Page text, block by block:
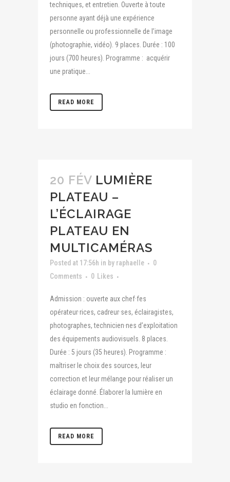
techniques, et entretien. Ouverte à toute
personne ayant déjà une expérience
personnelle ou professionnelle de l’image
(photographie, vidéo). 9 places. Durée : 100
jours (700 heures). Programme : acquérir
une pratique...
READ MORE
20 FÉV LUMIÈRE
PLATEAU –
L’ÉCLAIRAGE
PLATEAU EN
MULTICAMÉRAS
Posted at 17:56h in by raphaelle
0
Comments
0 Likes
Admission : ouverte aux chef·fes
opérateur·rices, cadreur·ses, éclairagistes,
photographes, technicien·nes d’exploitation
des équipements audiovisuels. 8 places.
Durée : 5 jours (35 heures). Programme :
maîtriser le choix des sources, leur
correction et leur mélange pour réaliser un
éclairage donné. Élaborer la lumière en
studio en fonction...
READ MORE